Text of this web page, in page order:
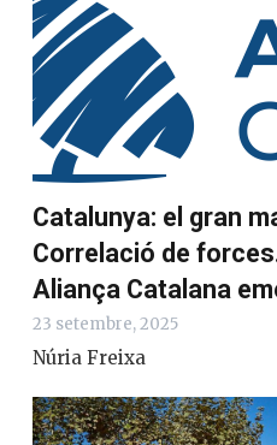
Catalunya: el gran
Correlació de
Aliança Catalana
23 setembre, 2025
Núria Freixa